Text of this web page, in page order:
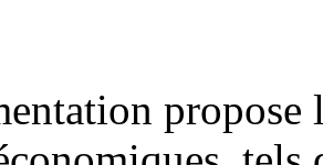
propose